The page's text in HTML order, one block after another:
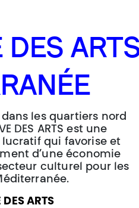
DES
les quartiers nord
DES ARTS est une
qui favorise et
d’une économie
culturel pour les
ARTS